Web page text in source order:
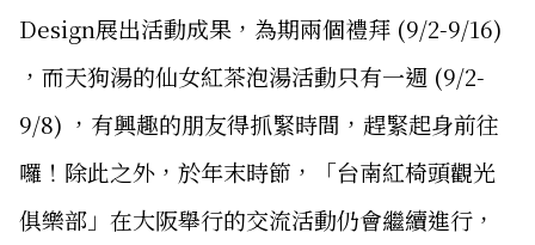
Design展出活動成果，為期兩個禮拜 (9/2-9/16)
，而天狗湯的仙女紅茶泡湯活動只有一週 (9/2-
9/8) ，有興趣的朋友得抓緊時間，趕緊起身前往
囉！除此之外，於年末時節，「台南紅椅頭觀光
俱樂部」在大阪舉行的交流活動仍會繼續進行，